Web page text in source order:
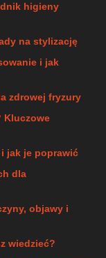
higieny
na stylizację
i jak
zdrowej fryzury
Kluczowe
jak je poprawić
dla
objawy i
wiedzieć?